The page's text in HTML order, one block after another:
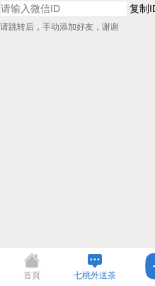
复制
请跳转后，手动添加好友，谢谢
首頁 七桃外送茶